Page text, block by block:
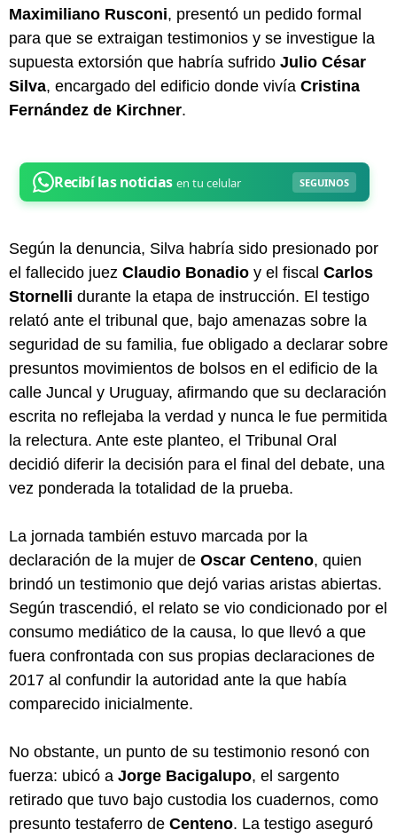
Maximiliano Rusconi, presentó un pedido formal
para que se extraigan testimonios y se investigue la
supuesta extorsión que habría sufrido Julio César
Silva, encargado del edificio donde vivía Cristina
Fernández de Kirchner.
Según la denuncia, Silva habría sido presionado por
el fallecido juez Claudio Bonadio y el fiscal Carlos
Stornelli durante la etapa de instrucción. El testigo
relató ante el tribunal que, bajo amenazas sobre la
seguridad de su familia, fue obligado a declarar sobre
presuntos movimientos de bolsos en el edificio de la
calle Juncal y Uruguay, afirmando que su declaración
escrita no reflejaba la verdad y nunca le fue permitida
la relectura. Ante este planteo, el Tribunal Oral
decidió diferir la decisión para el final del debate, una
vez ponderada la totalidad de la prueba.
La jornada también estuvo marcada por la
declaración de la mujer de Oscar Centeno, quien
brindó un testimonio que dejó varias aristas abiertas.
Según trascendió, el relato se vio condicionado por el
consumo mediático de la causa, lo que llevó a que
fuera confrontada con sus propias declaraciones de
2017 al confundir la autoridad ante la que había
comparecido inicialmente.
No obstante, un punto de su testimonio resonó con
fuerza: ubicó a Jorge Bacigalupo, el sargento
retirado que tuvo bajo custodia los cuadernos, como
presunto testaferro de Centeno. La testigo aseguró